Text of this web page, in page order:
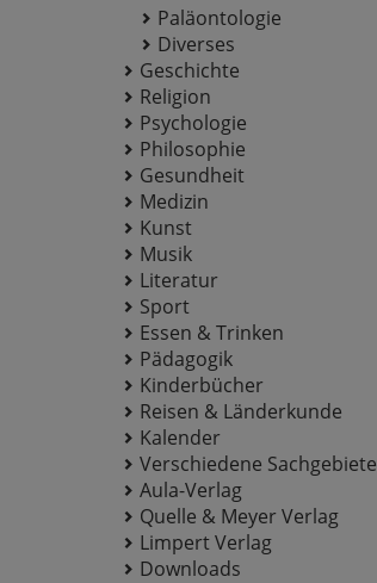
Paläontologie
Diverses
Geschichte
Religion
Psychologie
Philosophie
Gesundheit
Medizin
Kunst
Musik
Literatur
Sport
Essen & Trinken
Pädagogik
Kinderbücher
Reisen & Länderkunde
Kalender
Verschiedene Sachgebiete
Aula-Verlag
Quelle & Meyer Verlag
Limpert Verlag
Downloads